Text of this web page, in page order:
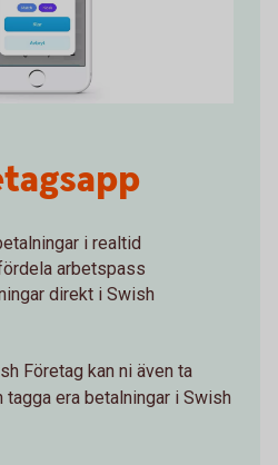
i realtid
arbetspass
direkt i Swish
Företag kan ni även ta
era betalningar i Swish